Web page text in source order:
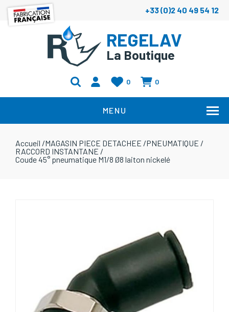
+33 (0)2 40 49 54 12
REGELAV
La Boutique
0 0
MENU
Accueil /MAGASIN PIECE DETACHEE /PNEUMATIQUE /
RACCORD INSTANTANE /
Coude 45° pneumatique M1/8 Ø8 laiton nickelé